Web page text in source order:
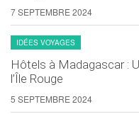
7 SEPTEMBRE 2024
IDÉES VOYAGES
Hôtels à Madagascar :
l’Île Rouge
5 SEPTEMBRE 2024